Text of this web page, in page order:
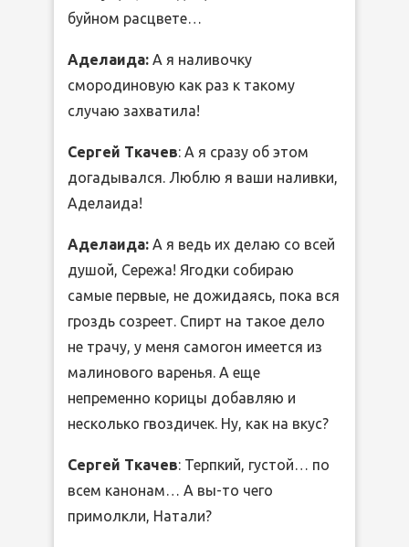
буйном расцвете…
Аделаида: А я наливочку
смородиновую как раз к такому
случаю захватила!
Сергей Ткачев: А я сразу об этом
догадывался. Люблю я ваши наливки,
Аделаида!
Аделаида: А я ведь их делаю со всей
душой, Сережа! Ягодки собираю
самые первые, не дожидаясь, пока вся
гроздь созреет. Спирт на такое дело
не трачу, у меня самогон имеется из
малинового варенья. А еще
непременно корицы добавляю и
несколько гвоздичек. Ну, как на вкус?
Сергей Ткачев: Терпкий, густой… по
всем канонам… А вы-то чего
примолкли, Натали?